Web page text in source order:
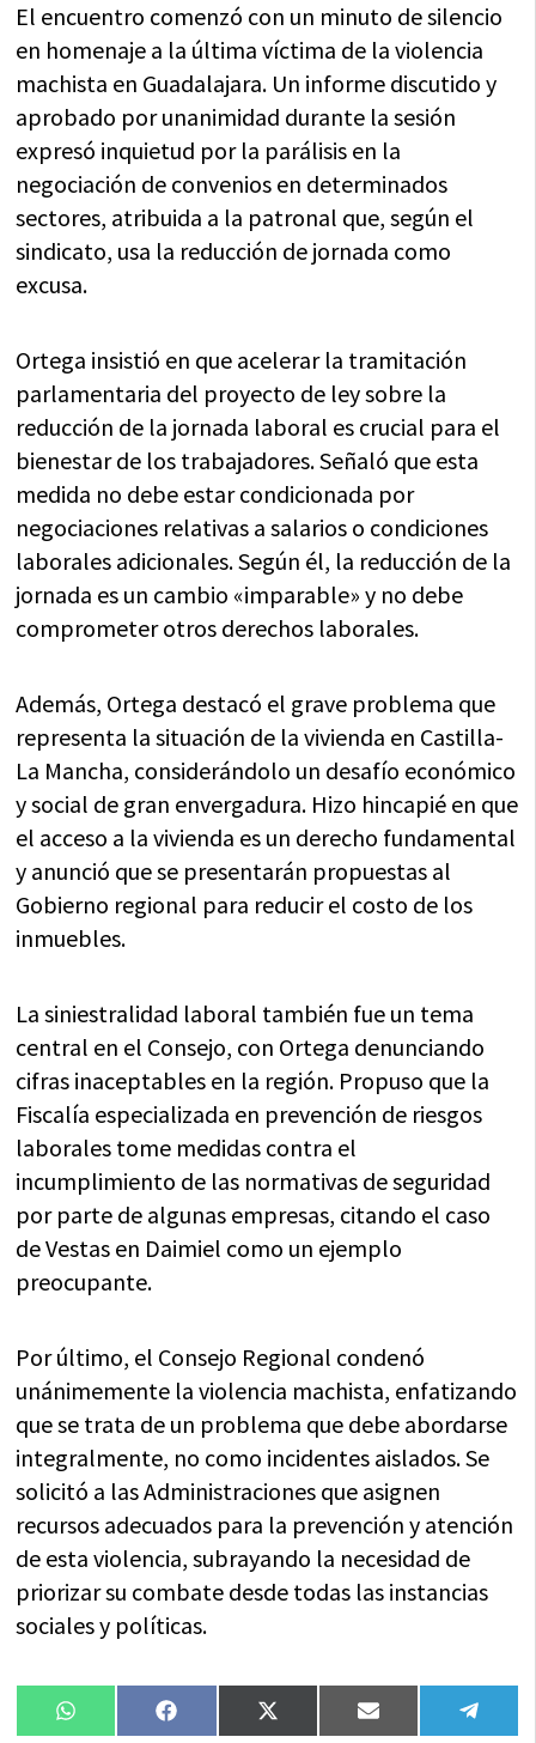
El encuentro comenzó con un minuto de silencio
en homenaje a la última víctima de la violencia
machista en Guadalajara. Un informe discutido y
aprobado por unanimidad durante la sesión
expresó inquietud por la parálisis en la
negociación de convenios en determinados
sectores, atribuida a la patronal que, según el
sindicato, usa la reducción de jornada como
excusa.
Ortega insistió en que acelerar la tramitación
parlamentaria del proyecto de ley sobre la
reducción de la jornada laboral es crucial para el
bienestar de los trabajadores. Señaló que esta
medida no debe estar condicionada por
negociaciones relativas a salarios o condiciones
laborales adicionales. Según él, la reducción de la
jornada es un cambio «imparable» y no debe
comprometer otros derechos laborales.
Además, Ortega destacó el grave problema que
representa la situación de la vivienda en Castilla-
La Mancha, considerándolo un desafío económico
y social de gran envergadura. Hizo hincapié en que
el acceso a la vivienda es un derecho fundamental
y anunció que se presentarán propuestas al
Gobierno regional para reducir el costo de los
inmuebles.
La siniestralidad laboral también fue un tema
central en el Consejo, con Ortega denunciando
cifras inaceptables en la región. Propuso que la
Fiscalía especializada en prevención de riesgos
laborales tome medidas contra el
incumplimiento de las normativas de seguridad
por parte de algunas empresas, citando el caso
de Vestas en Daimiel como un ejemplo
preocupante.
Por último, el Consejo Regional condenó
unánimemente la violencia machista, enfatizando
que se trata de un problema que debe abordarse
integralmente, no como incidentes aislados. Se
solicitó a las Administraciones que asignen
recursos adecuados para la prevención y atención
de esta violencia, subrayando la necesidad de
priorizar su combate desde todas las instancias
sociales y políticas.
Compartir
WhatsAppCompartir
FacebookCompartir
X
Compartir
Email